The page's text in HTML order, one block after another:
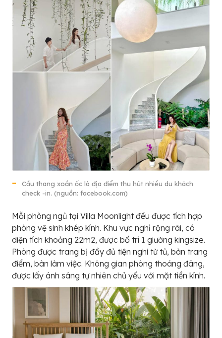
Cầu thang xoắn ốc là địa điểm thu hút nhiều du khách
check -in. (nguồn: facebook.com)
Mỗi phòng ngủ tại Villa Moonlight đều được tích hợp
phòng vệ sinh khép kính. Khu vực nghỉ rộng rãi, có
diện tích khoảng 22m2, được bố trí 1 giường kingsize.
Phòng được trang bị đầy đủ tiện nghi từ tủ, bàn trang
điểm, bàn làm việc. Không gian phòng thoáng đãng,
được lấy ánh sáng tự nhiên chủ yếu với mặt tiền kính.